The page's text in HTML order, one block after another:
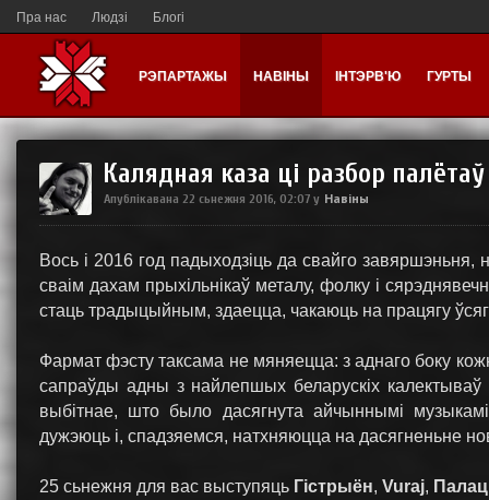
Пра нас Людзі Блогі
РЭПАРТАЖЫ НАВІНЫ ІНТЭРВ'Ю ГУРТЫ
Калядная каза ці разбор палётаў
Апублікавана 22 сьнежня 2016, 02:07 у Навіны
Вось і 2016 год падыходзіць да свайго завяршэньня,
сваім дахам прыхільнікаў металу, фолку і
стаць традыцыйным, здаецца, чакаюць на працягу
Фармат фэсту таксама не мяняецца: з аднаго боку
сапраўды адны з найлепшых беларускіх
выбітнае, што было дасягнута айчыннымі
дужэюць і, спадзяемся, натхняюцца на дасягненьне
25 сьнежня для вас выступяць Гістрыён, Vuraj, Палац